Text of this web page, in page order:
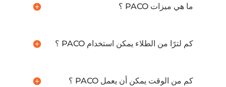
ما هي ميزات PACO ؟
كم لترًا من الطلاء يمكن استخدام PACO ؟
كم من الوقت يمكن أن يعمل PACO ؟